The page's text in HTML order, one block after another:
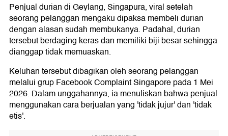
Penjual durian di Geylang, Singapura, viral setelah
seorang pelanggan mengaku dipaksa membeli durian
dengan alasan sudah membukanya. Padahal, durian
tersebut berdaging keras dan memiliki biji besar sehingga
dianggap tidak memuaskan.
Keluhan tersebut dibagikan oleh seorang pelanggan
melalui grup Facebook Complaint Singapore pada 1 Mei
2026. Dalam unggahannya, ia menuliskan bahwa penjual
menggunakan cara berjualan yang 'tidak jujur' dan 'tidak
etis'.